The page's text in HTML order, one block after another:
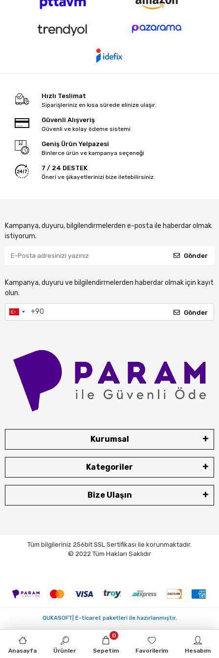
Hızlı Teslimat
Siparişleriniz en kısa sürede elinize ulaşır.
Güvenli Alışveriş
Güvenli ve kolay ödeme sistemi
Geniş Ürün Yelpazesi
Binlerce ürün ve kampanya seçeneği
7 / 24 DESTEK
Öneri ve şikayetlerinizi bize iletebilirsiniz.
Kampanya, duyuru, bilgilendirmelerden e-posta ile haberdar olmak
istiyorum.
Gönder
Kampanya, duyuru ve bilgilendirmelerden haberdar olmak için kayıt
olun.
Gönder
Kurumsal
Kategoriler
Bize Ulaşın
Tüm bilgileriniz 256bit SSL Sertifikası ile korunmaktadır.
© 2022 Tüm Hakları Saklıdır
Anasayfa Ürünler Sepetim
0
Favorilerim Hesabım
QUKASOFT| E-ticaret paketleri ile hazırlanmıştır.